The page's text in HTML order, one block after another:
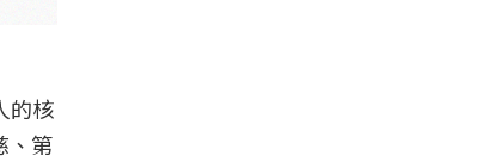
的核
、第